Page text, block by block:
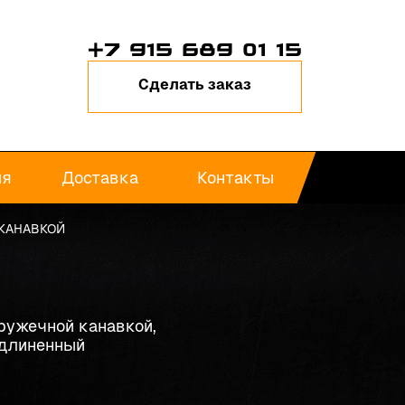
+7 915 689 01 15
Сделать заказ
Доставка Контакты
канавкой,